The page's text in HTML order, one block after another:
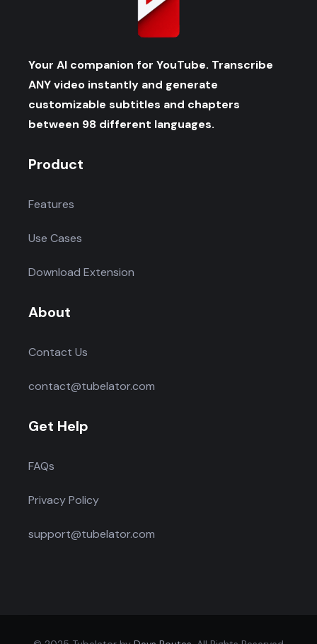
Your AI companion for YouTube. Transcribe
ANY video instantly and generate
customizable subtitles and chapters
between 98 different languages.
Product
Features
Use Cases
Download Extension
About
Contact Us
contact@tubelator.com
Get Help
FAQs
Privacy Policy
support@tubelator.com